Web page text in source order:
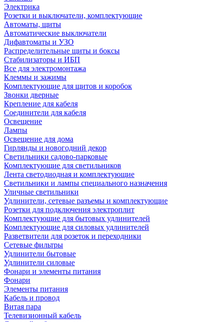
Электрика
Розетки и выключатели, комплектующие
Автоматы, щиты
Автоматические выключатели
Дифавтоматы и УЗО
Распределительные щиты и боксы
Стабилизаторы и ИБП
Все для электромонтажа
Клеммы и зажимы
Комплектующие для щитов и коробок
Звонки дверные
Крепление для кабеля
Соединители для кабеля
Освещение
Лампы
Освещение для дома
Гирлянды и новогодний декор
Светильники садово-парковые
Комплектующие для светильников
Лента светодиодная и комплектующие
Светильники и лампы специального назначения
Уличные светильники
Удлинители, сетевые разъемы и комплектующие
Розетки для подключения электроплит
Комплектующие для бытовых удлинителей
Комплектующие для силовых удлинителей
Разветвители для розеток и переходники
Сетевые фильтры
Удлинители бытовые
Удлинители силовые
Фонари и элементы питания
Фонари
Элементы питания
Кабель и провод
Витая пара
Телевизионный кабель